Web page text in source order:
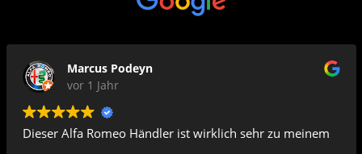
Marcus Podeyn
vor 1 Jahr
Dieser Alfa Romeo Händler ist wirklich sehr zu meinem